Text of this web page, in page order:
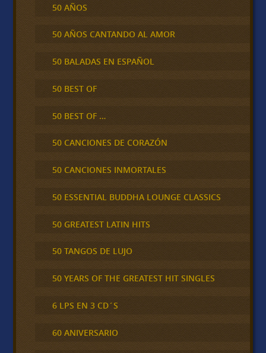
50 AÑOS
50 AÑOS CANTANDO AL AMOR
50 BALADAS EN ESPAÑOL
50 BEST OF
50 BEST OF …
50 CANCIONES DE CORAZÓN
50 CANCIONES INMORTALES
50 ESSENTIAL BUDDHA LOUNGE CLASSICS
50 GREATEST LATIN HITS
50 TANGOS DE LUJO
50 YEARS OF THE GREATEST HIT SINGLES
6 LPS EN 3 CD´S
60 ANIVERSARIO